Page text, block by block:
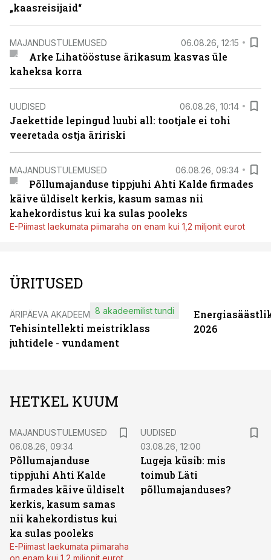
„kaasreisijaid“
MAJANDUSTULEMUSED 06.08.26, 12:15
Arke Lihatööstuse ärikasum kasvas üle
kaheksa korra
UUDISED 06.08.26, 10:14
Jaekettide lepingud luubi all: tootjale ei tohi
veeretada ostja äririski
MAJANDUSTULEMUSED 06.08.26, 09:34
Põllumajanduse tippjuhi Ahti Kalde firmades
käive üldiselt kerkis, kasum samas nii
kahekordistus kui ka sulas pooleks
E-Piimast laekumata piimaraha on enam kui 1,2 miljonit eurot
ÜRITUSED
ÄRIPÄEVA AKADEEMIA
Tehisintellekti meistriklass
juhtidele - vundament
8 akadeemilist tundi
2026
HETKEL KUUM
MAJANDUSTULEMUSED
06.08.26, 09:34
Põllumajanduse
tippjuhi Ahti Kalde
firmades käive üldiselt
kerkis, kasum samas
nii kahekordistus kui
ka sulas pooleks
E-Piimast laekumata piimaraha
on enam kui 1,2 miljonit eurot
UUDISED
03.08.26, 12:00
Lugeja küsib: mis
toimub Läti
põllumajanduses?